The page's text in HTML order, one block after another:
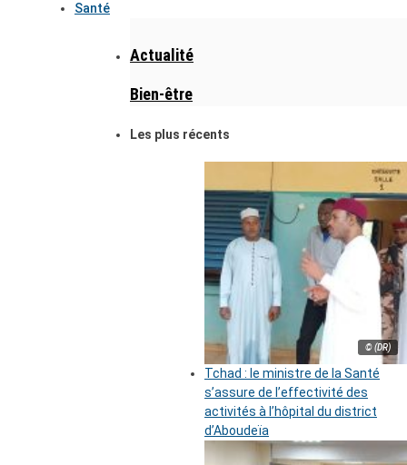
Santé
Actualité
Bien-être
Les plus récents
© (DR)
Tchad : le ministre de la Santé
s’assure de l’effectivité des
activités à l’hôpital du district
d’Aboudeïa